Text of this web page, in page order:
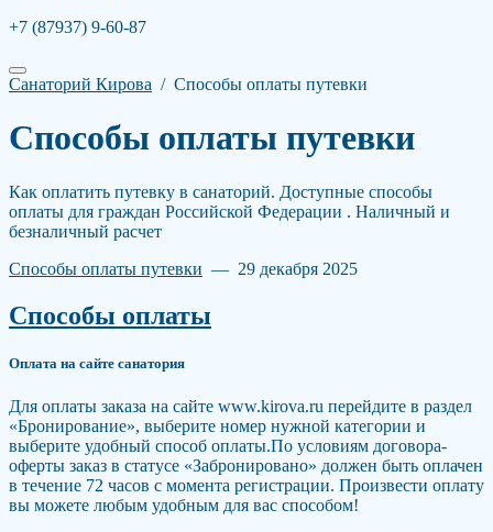
+7 (87937) 9-60-87
Санаторий Кирова / Способы оплаты путевки
Способы оплаты путевки
Как оплатить путевку в санаторий. Доступные способы
оплаты для граждан Российской Федерации . Наличный и
безналичный расчет
Способы оплаты путевки — 29 декабря 2025
Способы оплаты
Оплата на сайте санатория
Для оплаты заказа на сайте www.kirova.ru перейдите в раздел
«Бронирование», выберите номер нужной категории и
выберите удобный способ оплаты.По условиям договора-
оферты заказ в статусе «Забронировано» должен быть оплачен
в течение 72 часов с момента регистрации. Произвести оплату
вы можете любым удобным для вас способом!